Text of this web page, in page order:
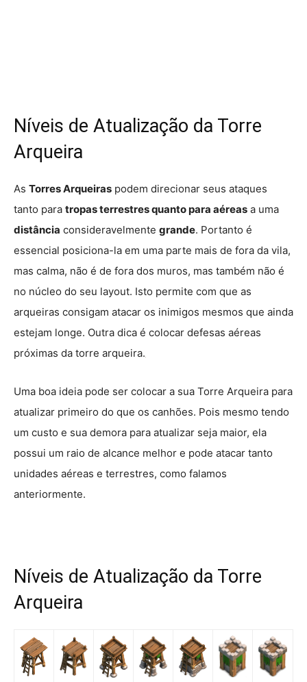
Níveis de Atualização da Torre
Arqueira
As Torres Arqueiras podem direcionar seus ataques
tanto para tropas terrestres quanto para aéreas a uma
distância consideravelmente grande. Portanto é
essencial posiciona-la em uma parte mais de fora da vila,
mas calma, não é de fora dos muros, mas também não é
no núcleo do seu layout. Isto permite com que as
arqueiras consigam atacar os inimigos mesmos que ainda
estejam longe. Outra dica é colocar defesas aéreas
próximas da torre arqueira.
Uma boa ideia pode ser colocar a sua Torre Arqueira para
atualizar primeiro do que os canhões. Pois mesmo tendo
um custo e sua demora para atualizar seja maior, ela
possui um raio de alcance melhor e pode atacar tanto
unidades aéreas e terrestres, como falamos
anteriormente.
Níveis de Atualização da Torre
Arqueira